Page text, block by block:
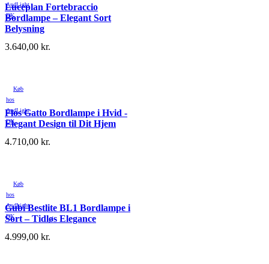
AndLight
DK
Luceplan Fortebraccio
Bordlampe – Elegant Sort
Belysning
3.640,00 kr.
Køb
hos
AndLight
DK
Flos Gatto Bordlampe i Hvid -
Elegant Design til Dit Hjem
4.710,00 kr.
Køb
hos
AndLight
DK
Gubi Bestlite BL1 Bordlampe i
Sort – Tidløs Elegance
4.999,00 kr.